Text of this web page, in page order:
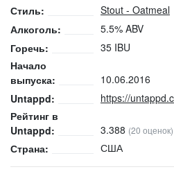
Стиль:
Stout - Oatmeal
Алкоголь:
5.5% ABV
Горечь:
35 IBU
Начало
выпуска:
10.06.2016
Untappd:
https://
Рейтинг в
Untappd:
3.388 (20 оценок)
Страна: США